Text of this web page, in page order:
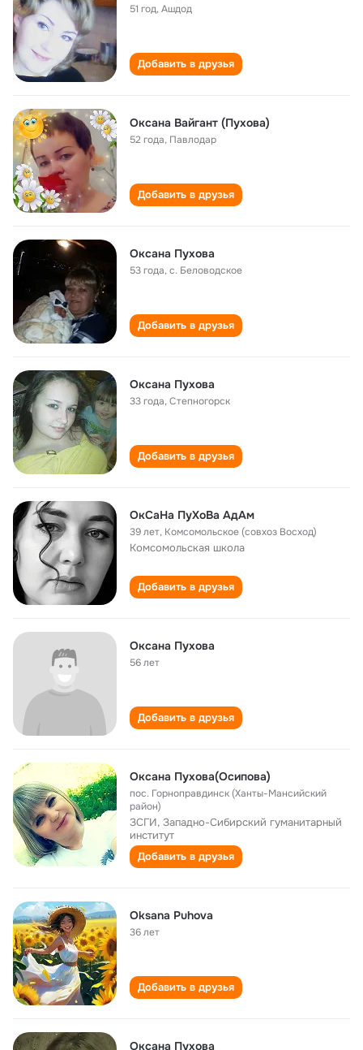
51 год,Ашдод
Добавить в друзья
Оксана Вайгант (Пухова)
52 года, Павлодар
Добавить в друзья
Оксана Пухова
53 года,с. Беловодское
Добавить в друзья
Оксана Пухова
33 года,Степногорск
Добавить в друзья
ОкСаНа ПуХоВа АдАм
39 лет, Комсомольское (совхоз Восход)
Комсомольская школа
Добавить в друзья
Оксана Пухова
56 лет
Добавить в друзья
Оксана Пухова(Осипова)
пос. Горноправдинск (Ханты-Мансийский
район)
ЗСГИ, Западно-Сибирский гуманитарный
институт
Добавить в друзья
Oksana Puhova
36 лет
Добавить в друзья
Оксана Пухова